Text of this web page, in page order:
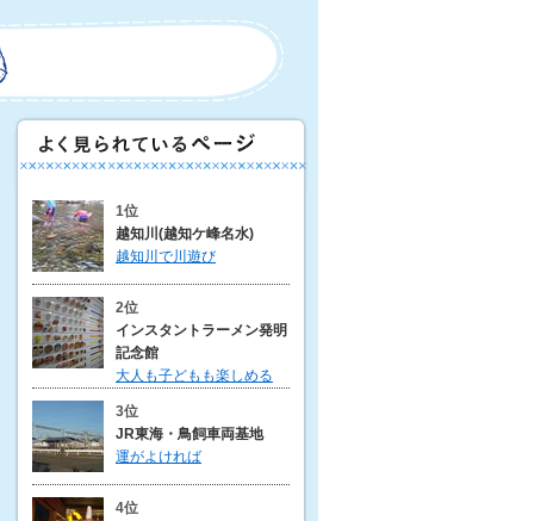
1位
越知川(越知ケ峰名水)
越知川で川遊び
2位
インスタントラーメン発明
記念館
大人も子どもも楽しめる
3位
JR東海・鳥飼車両基地
運がよければ
4位